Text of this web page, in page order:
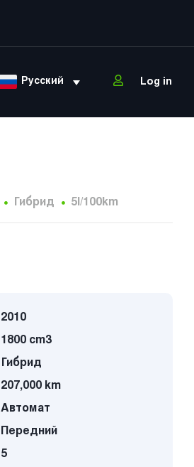
Русский Log in
Гибрид 5l/100km
2010
1800 cm3
Гибрид
207,000 km
Автомат
Передний
5